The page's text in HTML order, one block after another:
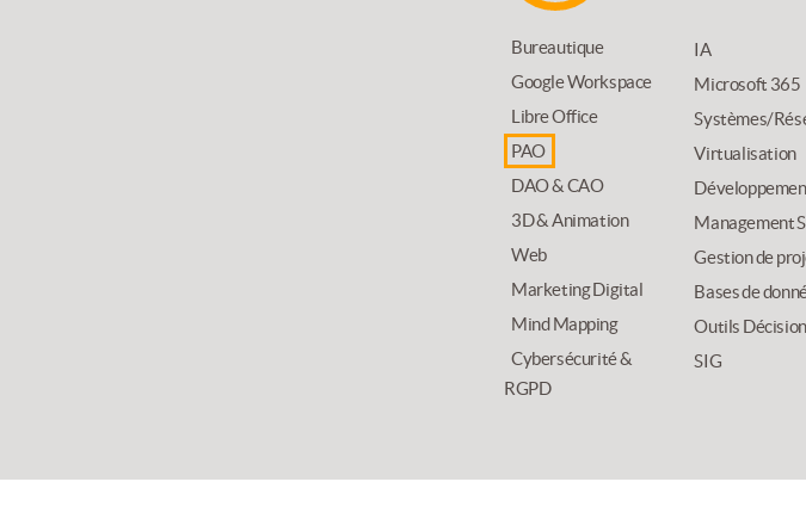
Bureautique
Google Workspace
Libre Office
PAO
DAO & CAO
3D & Animation
Web
Marketing Digital
Mind Mapping
Cybersécurité &
RGPD
IA
Microsoft 365
Systèmes/
Virtualisation
Management
Gestion de
Bases de
Outils
SIG